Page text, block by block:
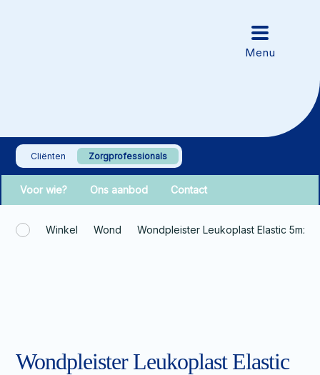
Cliënten Zorgprofessionals
Voor wie? Ons aanbod Contact
Winkel Wond Wondpleister Leukoplast Elastic
Wondpleister Leukoplast Elastic